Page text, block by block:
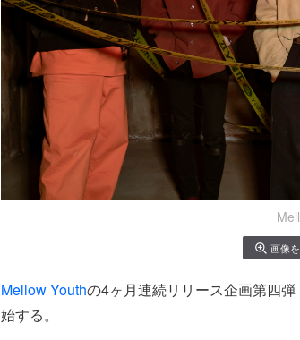
画像
Mellow Youthの4ヶ月連続リリース企画第四
始する。